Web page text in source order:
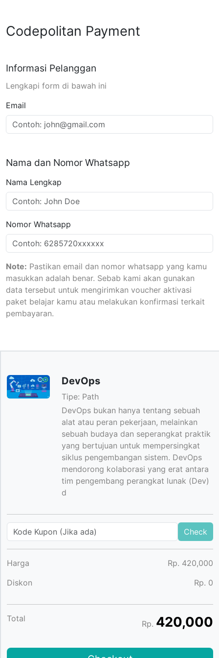
Codepolitan Payment
Informasi Pelanggan
Lengkapi form di bawah ini
Email
Nama dan Nomor Whatsapp
Nama Lengkap
Nomor Whatsapp
Note: Pastikan email dan nomor whatsapp yang kamu
masukkan adalah benar. Sebab kami akan gunakan
data tersebut untuk mengirimkan voucher aktivasi
paket belajar kamu atau melakukan konfirmasi terkait
pembayaran.
DevOps
Tipe: Path
DevOps bukan hanya tentang sebuah
alat atau peran pekerjaan, melainkan
sebuah budaya dan seperangkat praktik
yang bertujuan untuk mempersingkat
siklus pengembangan sistem. DevOps
mendorong kolaborasi yang erat antara
tim pengembang perangkat lunak (Dev)
d
Check
Harga
Diskon
Rp. 420,000
Rp. 0
Total
Rp. 420,000